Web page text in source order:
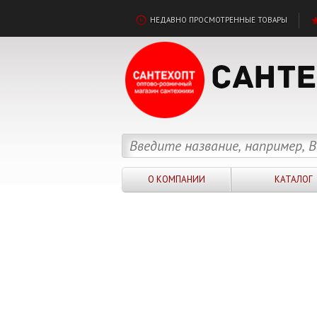
НЕДАВНО ПРОСМОТРЕННЫЕ ТОВАРЫ
О КОМПАНИИ КАТАЛОГ